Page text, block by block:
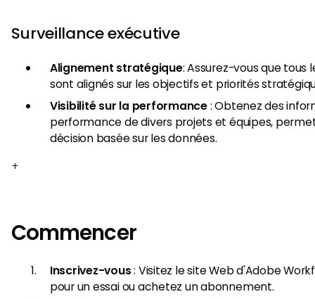
Surveillance exécutive
Alignement stratégique: Assurez-vous que tous
sont alignés sur les objectifs et priorités
Visibilité sur la performance: Obtenez des
performance de divers projets et équipes,
décision basée sur les données.
+
Commencer
Inscrivez-vous: Visitez le site Web d'Adobe
pour un essai ou achetez un abonnement.